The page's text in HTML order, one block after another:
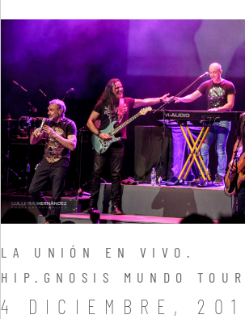
LA UNIÓN EN VIVO.
HIP.GNOSIS MUNDO TOUR
4 DICIEMBRE,